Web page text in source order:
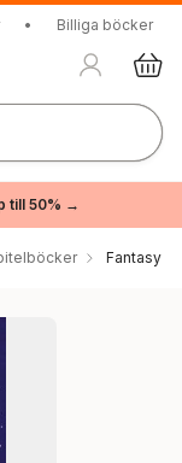
• Billiga böcker
till 50% →
Fantasy